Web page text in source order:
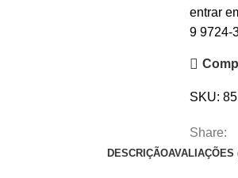
entrar
9 9724-
SKU:
Share:
DESCRIÇÃOAVALIAÇÕES